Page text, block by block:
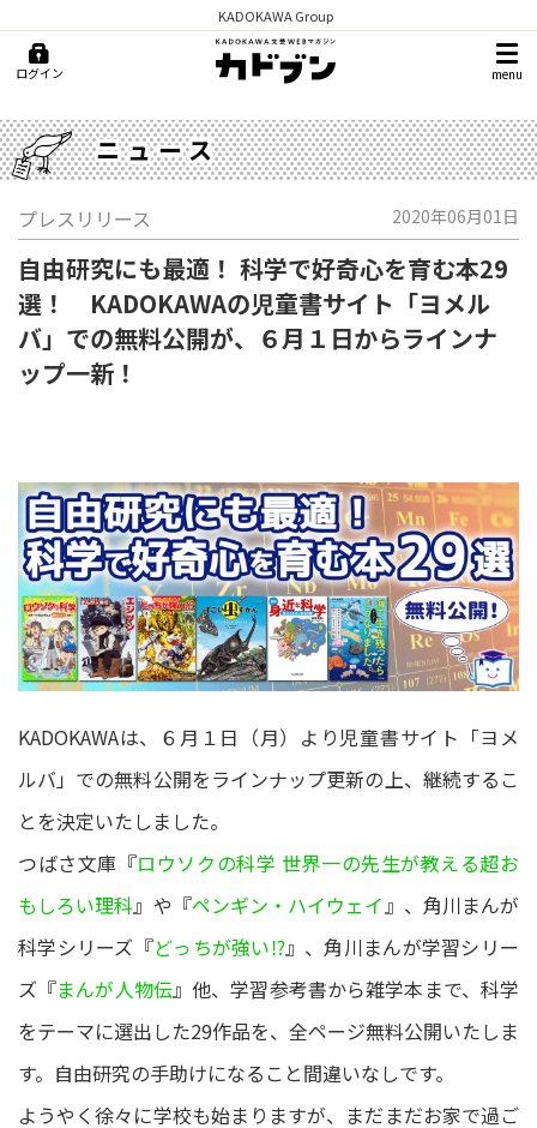
KADOKAWA Group
ログイン menu
ニュース
プレスリリース 2020年06月01日
自由研究にも最適！ 科学で好奇心を育む本29
選！ KADOKAWAの児童書サイト「ヨメル
バ」での無料公開が、６月１日からラインナ
ップ一新！
KADOKAWAは、６月１日（月）より児童書サイト「ヨメ
ルバ」での無料公開をラインナップ更新の上、継続するこ
とを決定いたしました。
つばさ文庫『ロウソクの科学 世界一の先生が教える超お
もしろい理科』や『ペンギン・ハイウェイ』、角川まんが
科学シリーズ『どっちが強い⁉』、角川まんが学習シリー
ズ『まんが人物伝』他、学習参考書から雑学本まで、科学
をテーマに選出した29作品を、全ページ無料公開いたしま
す。自由研究の手助けになること間違いなしです。
ようやく徐々に学校も始まりますが、まだまだお家で過ご